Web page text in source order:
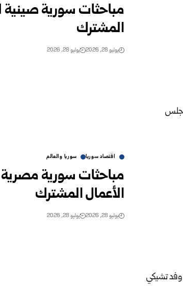
مباحثات سورية صينية
المشترك
يوليو 28, 2026 يوليو 28, 2026
اقتصاد سوريا سوريا والعالم
مباحثات سورية مصرية
الأعمال المشترك
يوليو 28, 2026 يوليو 28, 2026